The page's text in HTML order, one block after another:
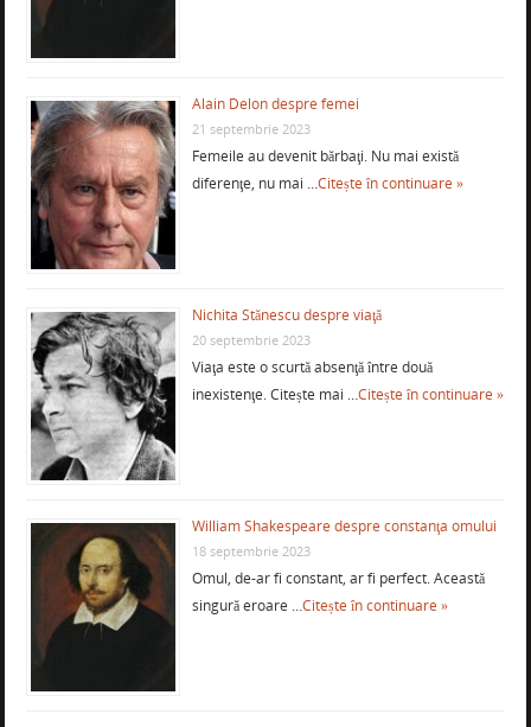
Alain Delon despre femei
21 septembrie 2023
Femeile au devenit bărbaţi. Nu mai există
diferenţe, nu mai …Citește în continuare »
Nichita Stănescu despre viaţă
20 septembrie 2023
Viaţa este o scurtă absenţă între două
inexistenţe. Citește mai …Citește în continuare »
William Shakespeare despre constanţa omului
18 septembrie 2023
Omul, de-ar fi constant, ar fi perfect. Această
singură eroare …Citește în continuare »